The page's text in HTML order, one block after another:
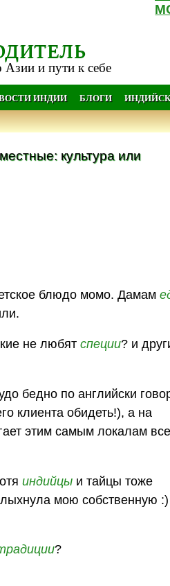
и пути к себе
ИНДИИ БЛОГИ
культура или
блюдо момо. Дамам
не любятспеции? и
бедно по английски
клиента обидеть!), а на
этим самым локалам
индийцы и тайцы тоже
мою собственную :)
?